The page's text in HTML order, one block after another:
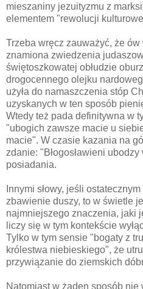
mieszaniny jezuityzmu z
elementem "rewolucji
Trzeba wręcz zauważyć, że ów
znamiona zwiedzenia
świętoszkowatej obłudzie
drogocennego olejku
użyła do namaszczenia stóp
uzyskanych w ten sposób
Wtedy też pada definitywna w
"ubogich zawsze macie u
macie". W czasie kazania na
zdanie: "Błogosławieni
posiadania.
Innymi słowy, jeśli
zbawienie duszy, to w świetle
najmniejszego znaczenia, jaki
liczy się w tym kontekście
Tylko w tym sensie "bogaty z
królestwa niebieskiego", że
przywiązanie do ziemskich
Natomiast w żaden sposób